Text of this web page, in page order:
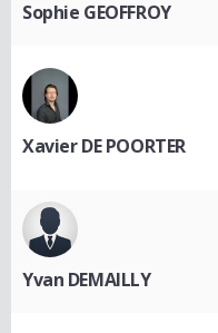
Sophie GEOFFROY
Xavier DE POORTER
Yvan DEMAILLY